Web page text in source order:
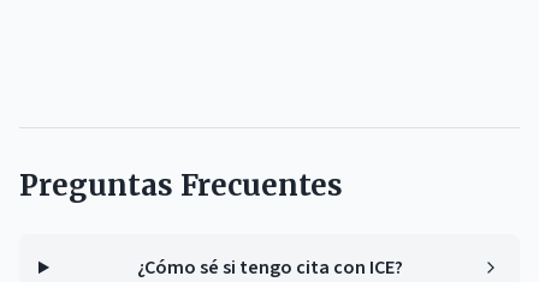
Preguntas Frecuentes
¿Cómo sé si tengo cita con ICE?